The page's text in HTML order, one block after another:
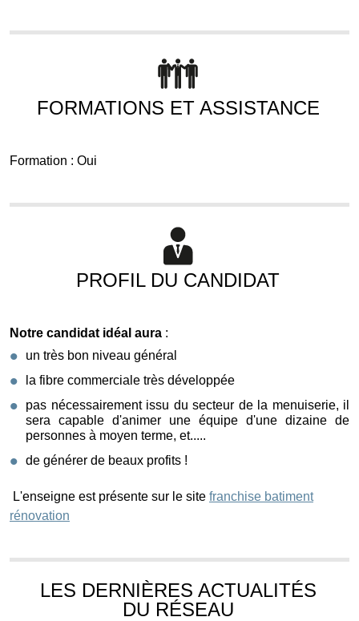
FORMATIONS ET ASSISTANCE
Formation : Oui
PROFIL DU CANDIDAT
Notre candidat idéal aura :
un très bon niveau général
la fibre commerciale très développée
pas nécessairement issu du secteur de la menuiserie, il
sera capable d'animer une équipe d'une dizaine de
personnes à moyen terme, et.....
de générer de beaux profits !
L'enseigne est présente sur le site franchise batiment
rénovation
LES DERNIÈRES ACTUALITÉS
DU RÉSEAU